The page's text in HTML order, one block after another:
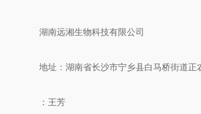
湖南远湘生物科技有限公司
地址：湖南省长沙市宁乡县白马桥街道正
：王芳